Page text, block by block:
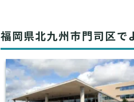
福岡県北九州市門司区で